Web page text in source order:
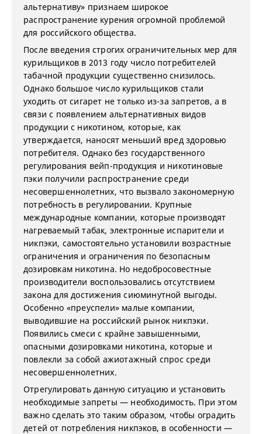
альтернативу» признаем широкое
распространение курения огромной проблемой
для российского общества.
После введения строгих ограничительных мер для
курильщиков в 2013 году число потребителей
табачной продукции существенно снизилось.
Однако большое число курильщиков стали
уходить от сигарет не только из-за запретов, а в
связи с появлением альтернативных видов
продукции с никотином, которые, как
утверждается, наносят меньший вред здоровью
потребителя. Однако без государственного
регулирования вейп-продукция и никотиновые
пэки получили распространение среди
несовершеннолетних, что вызвало закономерную
потребность в регулировании. Крупные
международные компании, которые производят
нагреваемый табак, электронные испарители и
никпэки, самостоятельно установили возрастные
ограничения и ограничения по безопасным
дозировкам никотина. Но недобросовестные
производители воспользовались отсутствием
закона для достижения сиюминутной выгоды.
Особенно «преуспели» малые компании,
выводившие на российский рынок никпэки.
Появились смеси с крайне завышенными,
опасными дозировками никотина, которые и
повлекли за собой ажиотажный спрос среди
несовершеннолетних.
Отрегулировать данную ситуацию и установить
необходимые запреты — необходимость. При этом
важно сделать это таким образом, чтобы оградить
детей от потребления никпэков, в особенности —